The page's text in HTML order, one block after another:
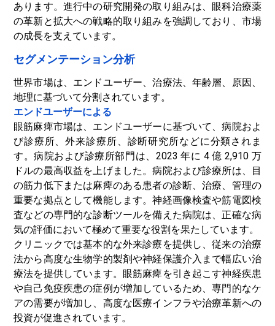
あります。進行中の研究開発の取り組みは、眼科治療薬
の革新と拡大への戦略的取り組みを強調しており、市場
の成長を支えています。
セグメンテーション分析
世界市場は、エンドユーザー、治療法、年齢層、原因、
地理に基づいて分割されています。
エンドユーザーによる
眼筋麻痺市場は、エンドユーザーに基づいて、病院およ
び診療所、外来診療所、診断研究所などに分類されま
す。病院および診療所部門は、2023 年に 4 億 2,910 万
ドルの最高収益を上げました。病院および診療所は、目
の筋力低下または麻痺のある患者の診断、治療、管理の
重要な拠点として機能します。神経画像検査や筋電図検
査などの専門的な診断ツールを備えた病院は、正確な病
気の評価において極めて重要な役割を果たしています。
クリニックでは基本的な外来診療を提供し、従来の治療
法から高度な生物学的製剤や神経保護介入まで幅広い治
療法を提供しています。眼筋麻痺を引き起こす神経疾患
や自己免疫疾患の症例が増加しているため、専門的なケ
アの需要が増加し、高度な医療インフラや治療革新への
投資が促進されています。